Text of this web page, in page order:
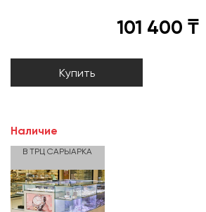
101 400 ₸
Купить
Наличие
В ТРЦ САРЫАРКА